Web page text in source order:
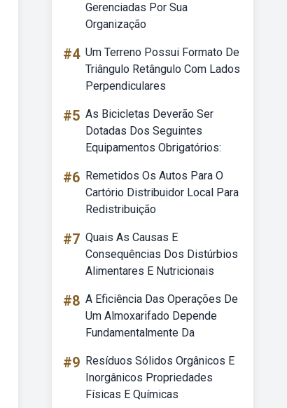
Gerenciadas Por Sua
Organização
#4 Um Terreno Possui Formato De
Triângulo Retângulo Com Lados
Perpendiculares
#5 As Bicicletas Deverão Ser
Dotadas Dos Seguintes
Equipamentos Obrigatórios:
#6 Remetidos Os Autos Para O
Cartório Distribuidor Local Para
Redistribuição
#7 Quais As Causas E
Consequências Dos Distúrbios
Alimentares E Nutricionais
#8 A Eficiência Das Operações De
Um Almoxarifado Depende
Fundamentalmente Da
#9 Resíduos Sólidos Orgânicos E
Inorgânicos Propriedades
Físicas E Químicas